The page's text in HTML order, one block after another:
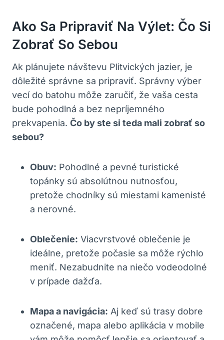
Ako Sa Pripraviť Na Výlet: Čo‍ Si
​zobrať So Sebou
Ak plánujete návštevu Plitvických jazier, je
dôležité správne sa pripraviť. Správny výber
vecí do batohu môže zaručiť, že vaša cesta
bude pohodlná a bez nepríjemného
prekvapenia. Čo by ste ⁣si ⁣teda mali zobrať so
sebou?
Obuv: Pohodlné a ​pevné turistické
topánky sú absolútnou nutnosťou,
pretože chodníky sú miestami kamenisté
a⁣ nerovné.
Oblečenie: Viacvrstvové oblečenie je
ideálne,‍ pretože počasie sa ‌môže‍ rýchlo
meniť. Nezabudnite​ na niečo vodeodolné
v prípade dažďa.
Mapa a ‌navigácia: Aj keď‍ sú trasy dobre
označené, mapa alebo aplikácia ​v ⁤mobile